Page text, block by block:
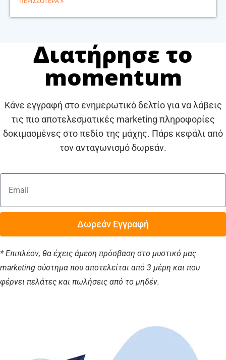
Διατήρησε το
momentum
Κάνε εγγραφή στο ενημερωτικό δελτίο για να λάβεις
τις πιο αποτελεσματικές marketing πληροφορίες
δοκιμασμένες στο πεδίο της μάχης. Πάρε κεφάλι από
τον ανταγωνισμό δωρεάν.
Δωρεάν Εγγραφή
* Επιπλέον, θα έχεις άμεση πρόσβαση στο μυστικό μας
marketing σύστημα που αποτελείται από 3 μέρη και που
φέρνει πελάτες και πωλήσεις από το μηδέν.